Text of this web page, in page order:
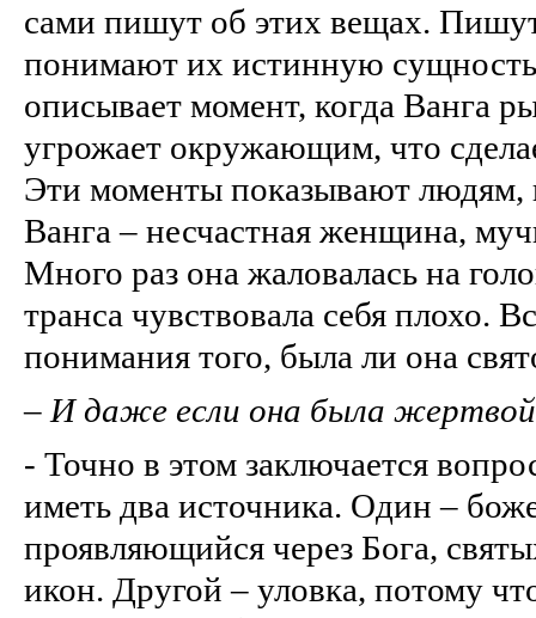
сами пишут об этих вещах.
понимают их истинную
описывает момент, когда Ванга
угрожает окружающим, что
Эти моменты показывают людям,
Ванга – несчастная женщина,
Много раз она жаловалась на
транса чувствовала себя плохо.
понимания того, была ли она
– И даже если она была
- Точно в этом заключается
иметь два источника. Один –
проявляющийся через Бога,
икон. Другой – уловка, потому